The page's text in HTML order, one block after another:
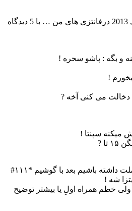
توسط payam در آگوست 12, 2013 درفانتزی های من … با 5 دیدگاه
!
می کنی آخه ?
میکنه سپنتا !
?
یکی از فانتزیامم اینه شام املت داشته باشیم بعد با گوشیم *۱۱۱#
شه !
ولی خطم همراه اولِ یا بیشتر توضیح